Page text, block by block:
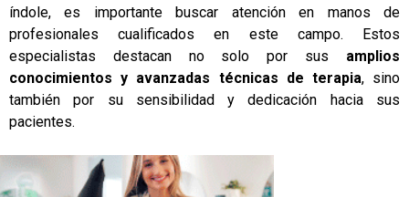
índole, es importante buscar atención en manos de
profesionales cualificados en este campo. Estos
especialistas destacan no solo por sus amplios
conocimientos y avanzadas técnicas de terapia, sino
también por su sensibilidad y dedicación hacia sus
pacientes.